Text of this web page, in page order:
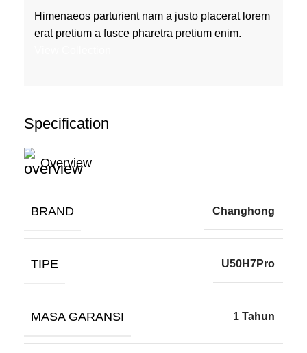
Himenaeos parturient nam a justo placerat lorem
erat pretium a fusce pharetra pretium enim.
Specification
Overview
BRAND Changhong
TIPE U50H7Pro
MASA GARANSI 1 Tahun